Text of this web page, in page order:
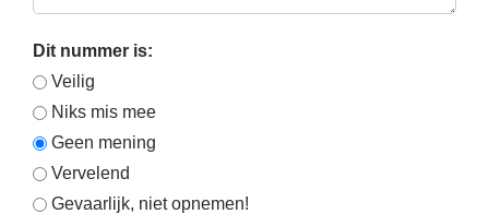
Dit nummer is:
Veilig
Niks mis mee
Geen mening
Vervelend
Gevaarlijk, niet opnemen!